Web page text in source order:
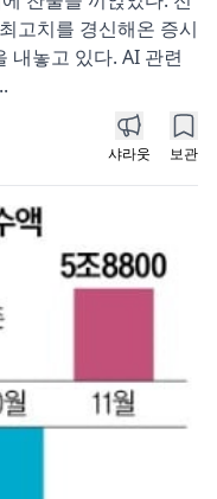
고치를 경신해온 증시
내놓고 있다. AI 관련
샤라웃 보관